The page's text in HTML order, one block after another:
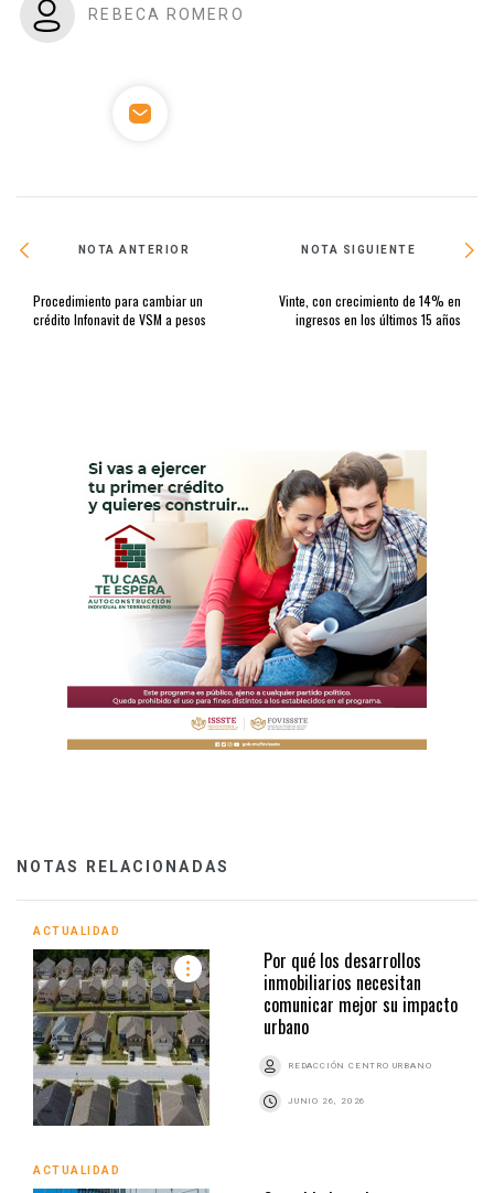
REBECA ROMERO
NOTA ANTERIOR
Procedimiento para cambiar un
crédito Infonavit de VSM a pesos
NOTA SIGUIENTE
Vinte, con crecimiento de 14% en
ingresos en los últimos 15 años
NOTAS RELACIONADAS
ACTUALIDAD
Por qué los desarrollos
inmobiliarios necesitan
comunicar mejor su impacto
urbano
REDACCIÓN CENTRO URBANO
JUNIO 26, 2026
ACTUALIDAD